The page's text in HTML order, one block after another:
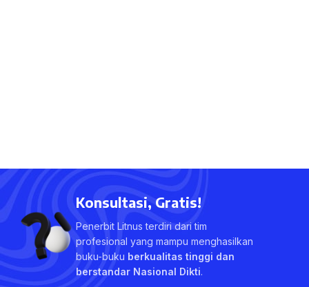
Konsultasi, Gratis!
Penerbit Litnus terdiri dari tim
profesional yang mampu menghasilkan
buku-buku berkualitas tinggi dan
berstandar Nasional Dikti.